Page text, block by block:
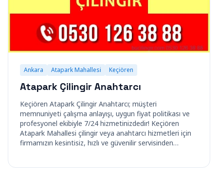
Ankara Atapark Mahallesi Keçiören
Atapark Çilingir Anahtarcı
Keçiören Atapark Çilingir Anahtarcı; müşteri
memnuniyeti çalışma anlayışı, uygun fiyat politikası ve
profesyonel ekibiyle 7/24 hizmetinizdedir! Keçiören
Atapark Mahallesi çilingir veya anahtarcı hizmetleri için
firmamızın kesintisiz, hızlı ve güvenilir servisinden…